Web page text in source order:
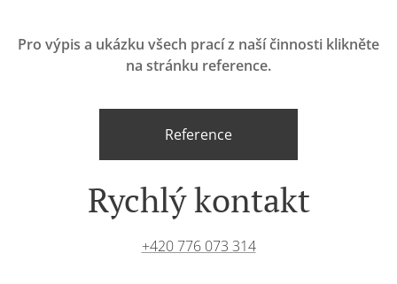
Pro výpis a ukázku všech prací z naší činnosti klikněte
na stránku reference.
Reference
Rychlý kontakt
+420 776 073 314